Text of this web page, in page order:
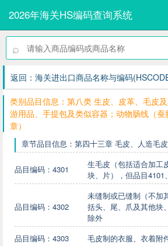
2026年海关HS编码查询系统
⌕
返回：海关进出口商品名称与编码
类别品目信息：第八类 生皮、皮革、毛皮
游用品、手提包及类似容器；动物肠线（
章）
章节品目信息：第四十三章 毛皮、人造毛
品目编码：4301
生毛皮（包括适合加工
块、片），但品目4101
品目编码：4302
未缝制或已缝制（不加
括头、尾、爪及其他块
除外
品目编码：4303
毛皮制的衣服、衣着附